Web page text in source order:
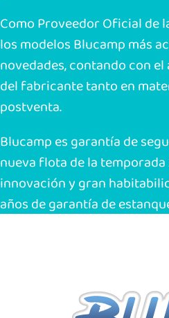
Como Proveedor Oficial de
los modelos Blucamp más
novedades, contando con
del fabricante tanto en
postventa.
Blucamp es garantía de
nueva flota de la
innovación y gran
años de garantía de